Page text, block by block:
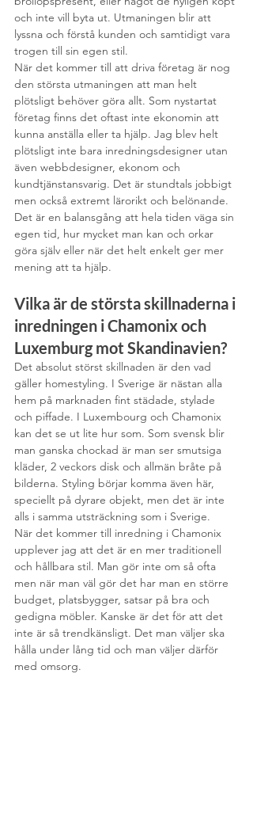
och inte vill byta ut. Utmaningen blir att
lyssna och förstå kunden och samtidigt vara
trogen till sin egen stil.
När det kommer till att driva företag är nog
den största utmaningen att man helt
plötsligt behöver göra allt. Som nystartat
företag finns det oftast inte ekonomin att
kunna anställa eller ta hjälp. Jag blev helt
plötsligt inte bara inredningsdesigner utan
även webbdesigner, ekonom och
kundtjänstansvarig. Det är stundtals jobbigt
men också extremt lärorikt och belönande.
Det är en balansgång att hela tiden väga sin
egen tid, hur mycket man kan och orkar
göra själv eller när det helt enkelt ger mer
mening att ta hjälp.
Vilka är de största skillnaderna i
inredningen i Chamonix och
Luxemburg mot Skandinavien?
Det absolut störst skillnaden är den vad
gäller homestyling. I Sverige är nästan alla
hem på marknaden fint städade, stylade
och piffade. I Luxembourg och Chamonix
kan det se ut lite hur som. Som svensk blir
man ganska chockad är man ser smutsiga
kläder, 2 veckors disk och allmän bråte på
bilderna. Styling börjar komma även här,
speciellt på dyrare objekt, men det är inte
alls i samma utsträckning som i Sverige.
När det kommer till inredning i Chamonix
upplever jag att det är en mer traditionell
och hållbara stil. Man gör inte om så ofta
men när man väl gör det har man en större
budget, platsbygger, satsar på bra och
gedigna möbler. Kanske är det för att det
inte är så trendkänsligt. Det man väljer ska
hålla under lång tid och man väljer därför
med omsorg.